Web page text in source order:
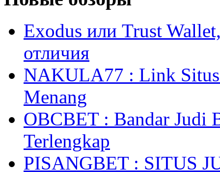
Exodus или Trust
отличия
NAKULA77 : Link Situs
Menang
OBCBET : Bandar Judi
Terlengkap
PISANGBET : SITUS